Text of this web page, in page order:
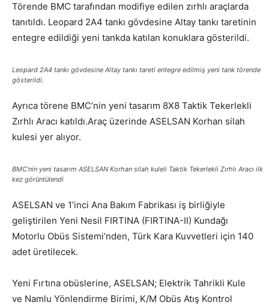
Törende BMC tarafından modifiye edilen zırhlı araçlarda
tanıtıldı. Leopard 2A4 tankı gövdesine Altay tankı taretinin
entegre edildiği yeni tankda katılan konuklara gösterildi.
Leopard 2A4 tankı gövdesine Altay tankı tareti entegre edilmiş yeni tank törende
gösterildi.
Ayrıca törene BMC’nin yeni tasarım 8X8 Taktik Tekerlekli
Zırhlı Aracı katıldı.Araç üzerinde ASELSAN Korhan silah
kulesi yer alıyor.
BMC’nin yeni tasarım ASELSAN Korhan silah kuleli Taktik Tekerlekli Zırhlı Aracı ilk
kez görüntülendi
ASELSAN ve 1’inci Ana Bakım Fabrikası iş birliğiyle
geliştirilen Yeni Nesil FIRTINA (FIRTINA-II) Kundağı
Motorlu Obüs Sistemi’nden, Türk Kara Kuvvetleri için 140
adet üretilecek.
Yeni Fırtına obüslerine, ASELSAN; Elektrik Tahrikli Kule
ve Namlu Yönlendirme Birimi, K/M Obüs Atış Kontrol